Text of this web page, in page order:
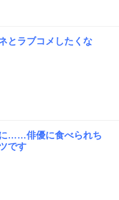
とラブコメしたくな
……俳優に食べられち
です